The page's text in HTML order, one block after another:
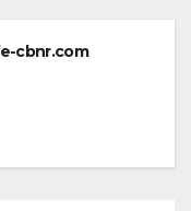
cbnr.com